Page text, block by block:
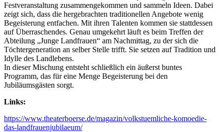
Festveranstaltung zusammengekommen und sammeln Ideen. Dabei
zeigt sich, dass die hergebrachten traditionellen Angebote wenig
Begeisterung entfachen. Mit ihren Talenten kommen sie stattdessen
auf Überraschendes. Genau umgekehrt läuft es beim Treffen der
Abteilung „Junge Landfrauen“ am Nachmittag, zu der sich die
Töchtergeneration an selber Stelle trifft. Sie setzen auf Tradition und
Idylle des Landlebens.
In dieser Mischung entsteht schließlich ein äußerst buntes
Programm, das für eine Menge Begeisterung bei den
Jubiläumsgästen sorgt.
Links:
https://www.theaterboerse.de/magazin/volkstuemliche-komoedie-
das-landfrauenjubilaeum/